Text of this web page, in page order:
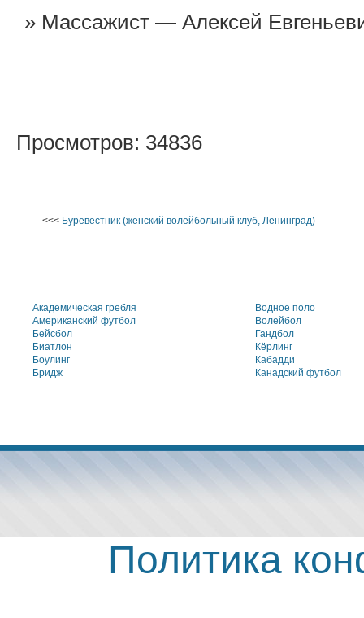
Массажист — Алексей
Просмотров: 34836
<<< Буревестник (женский волейбольный клуб, Ленинград)
Академическая гребля
Американский футбол
Бейсбол
Биатлон
Боулинг
Бридж
Водное поло
Волейбол
Гандбол
Кёрлинг
Кабадди
Канадский футбол
Политика